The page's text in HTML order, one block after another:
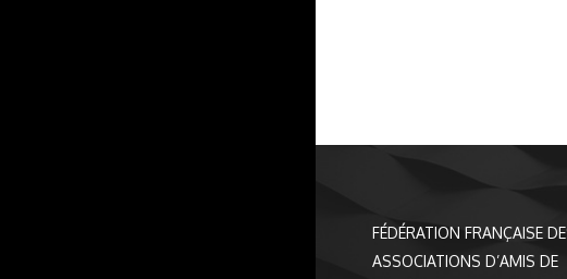
FÉDÉRATION FRANÇAISE
ASSOCIATIONS D’AMIS DE